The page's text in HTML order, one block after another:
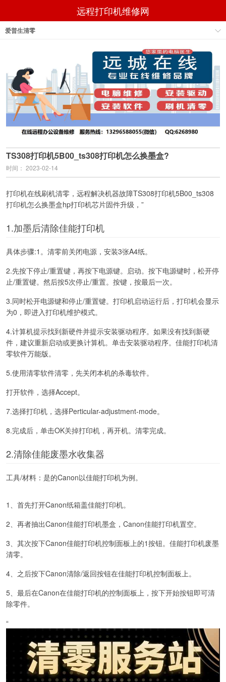
远程打印机维修网
爱普生清零
TS308打印机5B00_ts308打印机怎么换墨盒?
时间： 2023-02-14
打印机在线刷机清零，远程解决机器故障TS308打印机5B00_ts308
打印机怎么换墨盒hp打印机芯片固件升级，”
1.加墨后清除佳能打印机
具体步骤:1。清零前关闭电源，安装3张A4纸。
2.先按下停止/重置键，再按下电源键。启动。按下电源键时，松开停
止/重置键。然后按5次停止/重置。按键，按最后一次。
3.同时松开电源键和停止/重置键。打印机启动运行后，打印机会显示
为0，即进入打印机维护模式。
4.计算机提示找到新硬件并提示安装驱动程序。如果没有找到新硬
件，建议重新启动或更换计算机。单击安装驱动程序。佳能打印机清
零软件万能版。
5.使用清零软件清零，先关闭本机的杀毒软件。
打开软件，选择Accept。
7.选择打印机，选择Perticular-adjustment-mode。
8.完成后，单击OK关掉打印机，再开机。清零完成。
2.清除佳能废墨水收集器
工具/材料：是的Canon以佳能打印机为例。
1、首先打开Canon纸箱盖佳能打印机。
2、再者抽出Canon佳能打印机墨盒，Canon佳能打印机置空。
3、其次按下Canon佳能打印机控制面板上的1按钮。佳能打印机废墨
清零。
4、之后按下Canon清除/返回按钮在佳能打印机控制面板上。
5、最后在Canon在佳能打印机的控制面板上，按下开始按钮即可清
除零件。
“